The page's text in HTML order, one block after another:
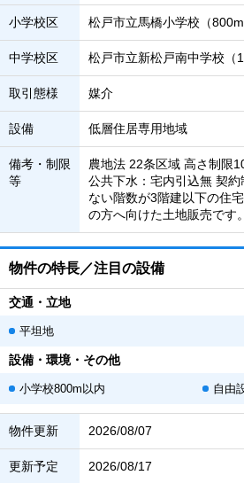
小学校区 松戸市立馬橋小学校（800m
中学校区 松戸市立新松戸南中学校（
取引態様 媒介
設備 低層住居専用地域
備考・制限
等
農地法 22条区域 高さ制限
公共下水：宅内引込無 契
ない階数が3階建以下の住
の方へ向けた土地販売です
物件の特長／注目の設備
交通・立地
平坦地
設備・環境・その他
小学校800m以内 自由
物件更新 2026/08/07
更新予定 2026/08/17